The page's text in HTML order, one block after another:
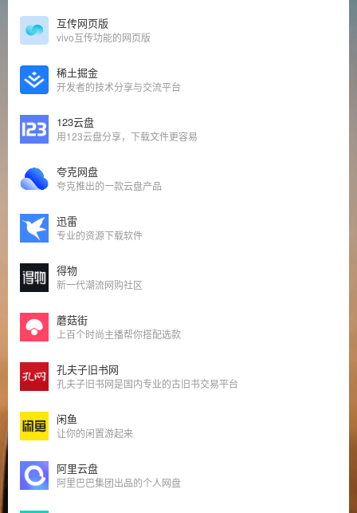
互传网页版
vivo互传功能的网页版
稀土掘金
开发者的技术分享与交流平台
123云盘
用123云盘分享，下载文件更容易
夸克网盘
夸克推出的一款云盘产品
迅雷
专业的资源下载软件
得物
新一代潮流网购社区
蘑菇街
上百个时尚主播帮你搭配选款
孔夫子旧书网
孔夫子旧书网是国内专业的古旧书交易平台
闲鱼
让你的闲置游起来
阿里云盘
阿里巴巴集团出品的个人网盘